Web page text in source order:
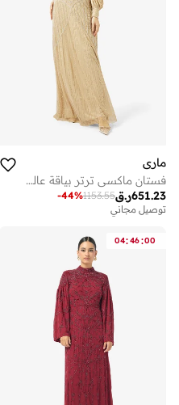
ماري
فستان ماكسي ترتر بياقة عالية
ر.ق651.23
1153.55
-44%
توصيل مجاني
04:46:00